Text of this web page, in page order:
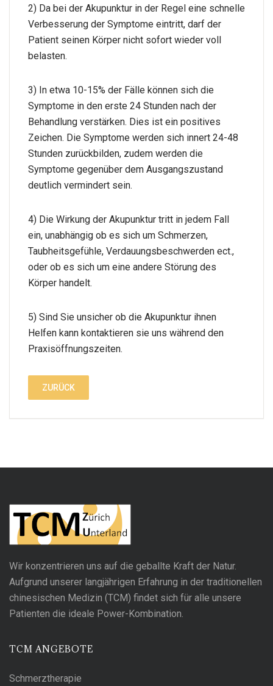
2) Da bei der Akupunktur in der Regel eine schnelle
Verbesserung der Symptome eintritt, darf der
Patient seinen Körper nicht sofort wieder voll
belasten.
3) In etwa 10-15% der Fälle können sich die
Symptome in den erste 24 Stunden nach der
Behandlung verstärken. Dies ist ein positives
Zeichen. Die Symptome werden sich innert 24-48
Stunden zurückbilden, zudem werden die
Symptome gegenüber dem Ausgangszustand
deutlich vermindert sein.
4) Die Wirkung der Akupunktur tritt in jedem Fall
ein, unabhängig ob es sich um Schmerzen,
Taubheitsgefühle, Verdauungsbeschwerden ect.,
oder ob es sich um eine andere Störung des
Körper handelt.
5) Sind Sie unsicher ob die Akupunktur ihnen
Helfen kann kontaktieren sie uns während den
Praxisöffnungszeiten.
ZURÜCK
Wir konzentrieren uns auf die geballte Kraft der Natur.
Aufgrund unserer langjährigen Erfahrung in der traditionellen
chinesischen Medizin (TCM) findet sich für alle unsere
Patienten die ideale Power-Kombination.
TCM ANGEBOTE
Schmerztherapie